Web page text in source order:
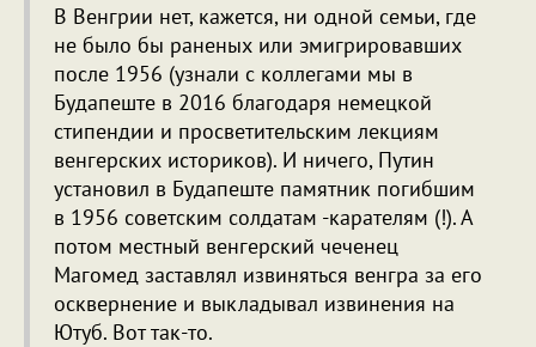
В Венгрии нет, кажется, ни одной семьи, где
не было бы раненых или эмигрировавших
после 1956 (узнали с коллегами мы в
Будапеште в 2016 благодаря немецкой
стипендии и просветительским лекциям
венгерских историков). И ничего, Путин
установил в Будапеште памятник погибшим
в 1956 советским солдатам -карателям (!). А
потом местный венгерский чеченец
Магомед заставлял извиняться венгра за его
осквернение и выкладывал извинения на
Ютуб. Вот так-то.